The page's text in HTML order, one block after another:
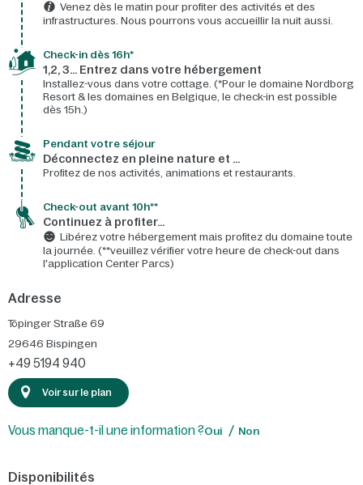
Venez dès le matin pour profiter des activités et des
infrastructures. Nous pourrons vous accueillir la nuit aussi.
Check-in dès 16h*​
1,2, 3… Entrez dans votre hébergement
Installez-vous dans votre cottage. (*Pour le domaine Nordborg
Resort & les domaines en Belgique, le check-in est possible
dès 15h.)
Pendant votre séjour
Déconnectez en pleine nature et …
Profitez de nos activités, animations et restaurants.
Check-out avant 10h**
Continuez à profiter…
Libérez votre hébergement mais profitez du domaine toute
la journée. (**veuillez vérifier votre heure de check-out dans
l'application Center Parcs)
Adresse
Töpinger Straße 69
29646 Bispingen
+49 5194 940
Voir sur le plan
Vous manque-t-il une information ?Oui Non
Disponibilités